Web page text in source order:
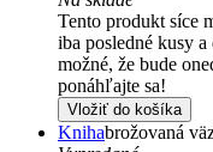
Tento produkt síce
iba posledné kusy
možné, že bude
ponáhľajte sa!
Vložiť do košíka
Knihabrožovaná